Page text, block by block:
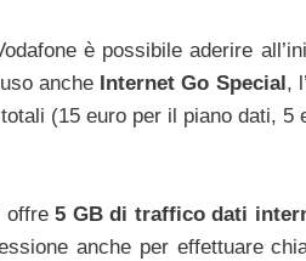
è possibile aderire
anche Internet Go Special,
(15 euro per il piano dati, 5
offre 5 GB di traffico dati
anche per effettuare